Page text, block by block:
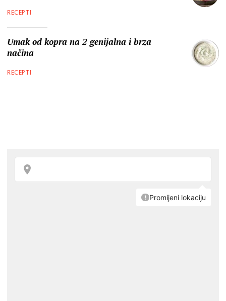
RECEPTI
Umak od kopra na 2 genijalna i brza
načina
RECEPTI